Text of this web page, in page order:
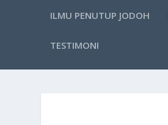
ILMU PENUTUP JODOH
TESTIMONI